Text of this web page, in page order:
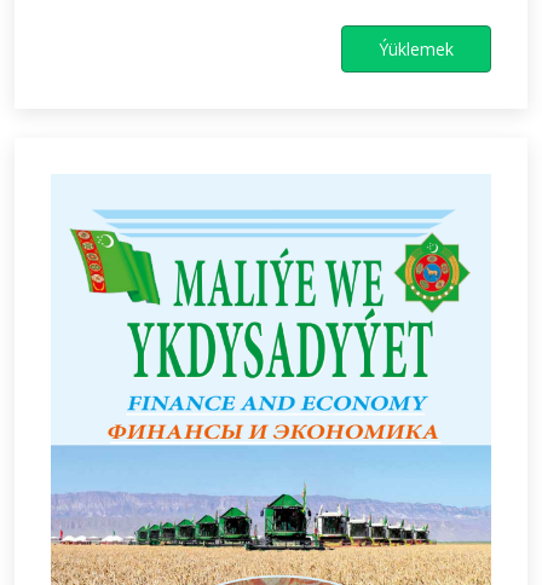
Ýüklemek